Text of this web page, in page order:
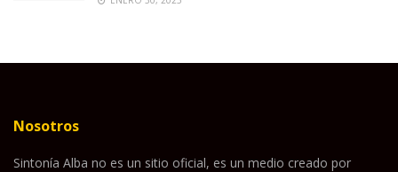
Nosotros
Sintonía Alba no es un sitio oficial, es un medio creado por